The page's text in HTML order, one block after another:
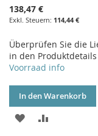
138,47 €
114,44 €
Überprüfen Sie die
in den Produktdetails
Voorraad info
In den Warenkorb
ZUR